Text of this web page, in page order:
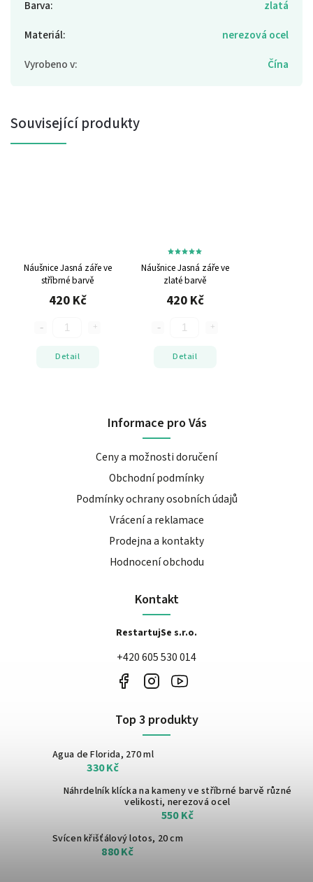
Barva:
zlatá
Materiál:
nerezová ocel
Vyrobeno v: Čína
Související produkty
Náušnice Jasná záře ve
stříbrné barvě
420 Kč
Detail
Náušnice Jasná záře ve
zlaté barvě
420 Kč
Detail
Informace pro Vás
Ceny a možnosti doručení
Obchodní podmínky
Podmínky ochrany osobních údajů
Vrácení a reklamace
Prodejna a kontakty
Hodnocení obchodu
Kontakt
RestartujSe s.r.o.
+420 605 530 014
Top 3 produkty
Agua de Florida, 270 ml
330 Kč
Náhrdelník klícka na kameny ve stříbrné barvě různé
velikosti, nerezová ocel
550 Kč
Svícen křišťálový lotos, 20 cm
880 Kč